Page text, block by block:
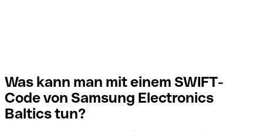
Was kann man mit einem SWIFT-
Code von Samsung Electronics
Baltics tun?